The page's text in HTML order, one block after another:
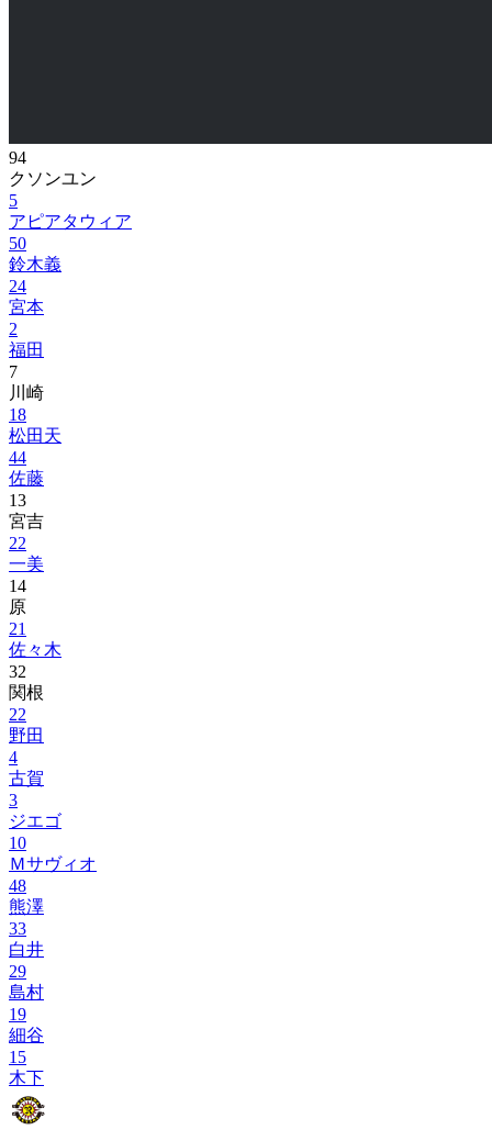
94
クソンユン
5
アピアタウィア
50
鈴木義
24
宮本
2
福田
7
川崎
18
松田天
44
佐藤
13
宮吉
22
一美
14
原
21
佐々木
32
関根
22
野田
4
古賀
3
ジエゴ
10
Ｍサヴィオ
48
熊澤
33
白井
29
島村
19
細谷
15
木下